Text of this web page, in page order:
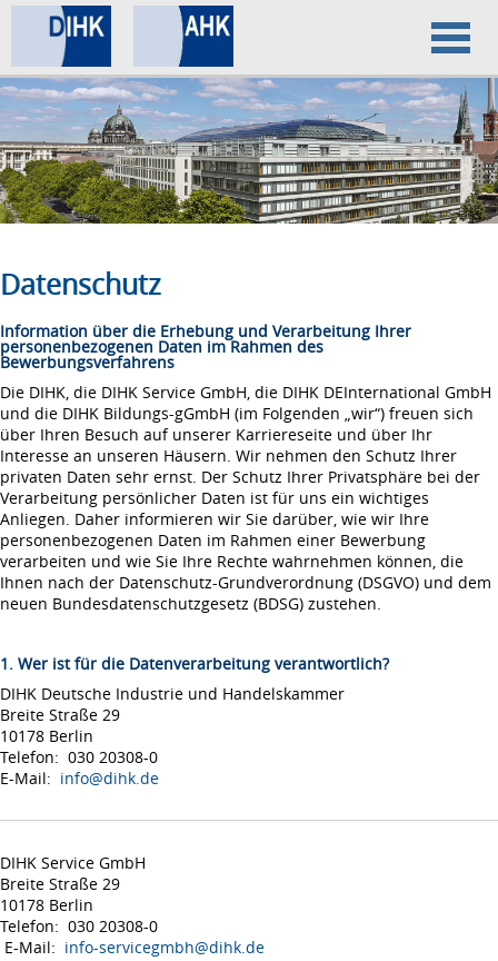
Home
Datenschutz
Impressum
Datenschutz
Information über die Erhebung und Verarbeitung Ihrer
personenbezogenen Daten im Rahmen des
Bewerbungsverfahrens
Die DIHK, die DIHK Service GmbH, die DIHK DEInternational GmbH
und die DIHK Bildungs-gGmbH (im Folgenden „wir“) freuen sich
über Ihren Besuch auf unserer Karriereseite und über Ihr
Interesse an unseren Häusern. Wir nehmen den Schutz Ihrer
privaten Daten sehr ernst. Der Schutz Ihrer Privatsphäre bei der
Verarbeitung persönlicher Daten ist für uns ein wichtiges
Anliegen. Daher informieren wir Sie darüber, wie wir Ihre
personenbezogenen Daten im Rahmen einer Bewerbung
verarbeiten und wie Sie Ihre Rechte wahrnehmen können, die
Ihnen nach der Datenschutz-Grundverordnung (DSGVO) und dem
neuen Bundesdatenschutzgesetz (BDSG) zustehen.
1. Wer ist für die Datenverarbeitung verantwortlich?
DIHK Deutsche Industrie und Handelskammer
Breite Straße 29
10178 Berlin
Telefon: 030 20308-0
E-Mail: info@dihk.de
DIHK Service GmbH
Breite Straße 29
10178 Berlin
Telefon: 030 20308-0
E-Mail: info-servicegmbh@dihk.de